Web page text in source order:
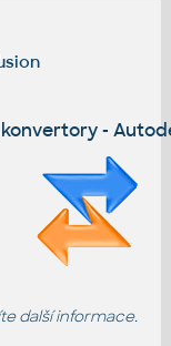
-
další informace.